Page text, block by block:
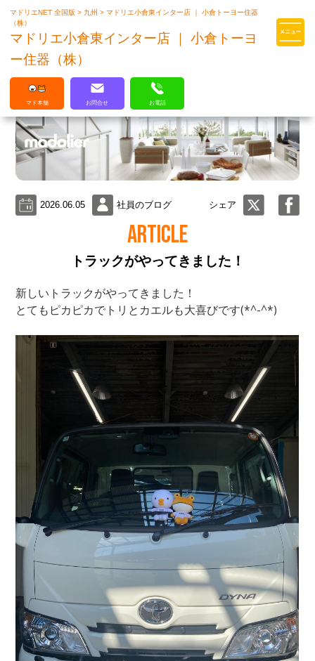
マドリエはLIXILの厳しい基準を
マドリエNET 全国版> 九州>マドリエ小倉東インター店 ｜ 小倉トーヨー住器
（株）
マドリエ小倉東インター店 ｜ 小倉トーヨ
ー住器（株）
マド本舗 お問合せ お電話
2026.06.05 社員のブログ シェア
ARTICLE
トラックがやってきました！